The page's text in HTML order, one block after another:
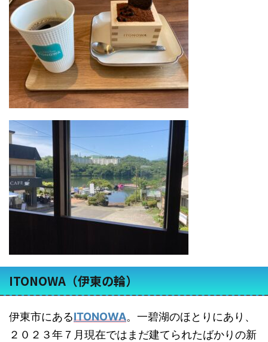
ITONOWA（伊東の輪）
伊東市にあるITONOWA。一碧湖のほとりにあり、
２０２３年７月現在ではまだ建てられたばかりの新